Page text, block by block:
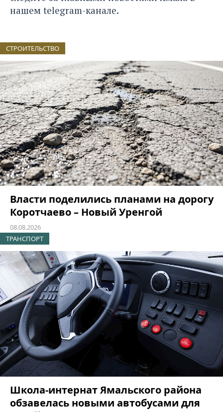
нашем telegram-канале.
СТРОИТЕЛЬСТВО
Власти поделились планами на дорогу
Коротчаево – Новый Уренгой
08.08.2026
ТРАНСПОРТ
Школа-интернат Ямальского района
обзавелась новыми автобусами для